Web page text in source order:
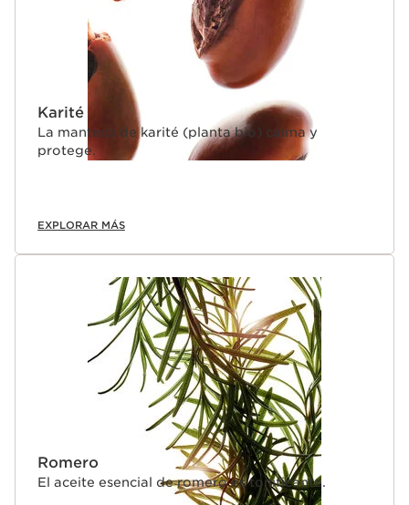
Karité
La manteca de karité (planta bio) calma y
protege.
EXPLORAR MÁS
Romero
El aceite esencial de romero es tonificante.